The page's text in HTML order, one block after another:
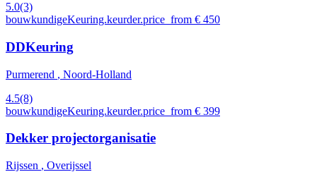
5.0(3)
bouwkundigeKeuring.keurder.price_from € 450
DDKeuring
Purmerend , Noord-Holland
4.5(8)
bouwkundigeKeuring.keurder.price_from € 399
Dekker projectorganisatie
Rijssen , Overijssel